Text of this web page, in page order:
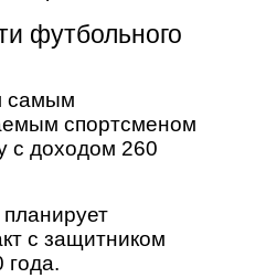
футбольного
самым
спортсменом
с доходом 260
с защитником
года.